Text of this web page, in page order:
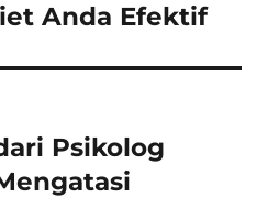
Anda Efektif
Psikolog